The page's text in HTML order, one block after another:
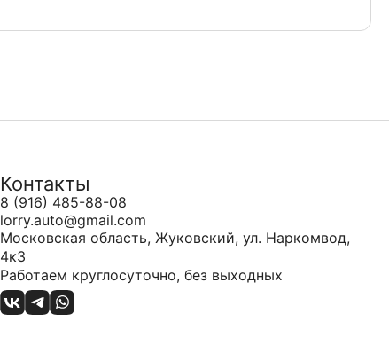
Контакты
8 (916) 485-88-08
lorry.auto@gmail.com
Московская область, Жуковский, ул. Наркомвод,
4к3
Работаем круглосуточно, без выходных